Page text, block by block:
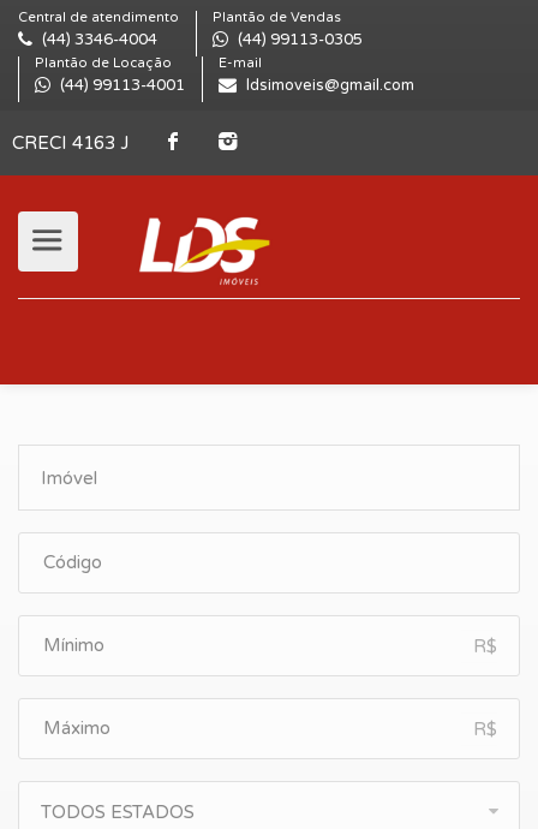
Central de atendimento
(44) 3346-4004
Plantão de Vendas
(44) 99113-0305
Plantão de Locação
(44) 99113-4001
E-mail
ldsimoveis@gmail.com
CRECI 4163 J
R$
R$
TODOS ESTADOS